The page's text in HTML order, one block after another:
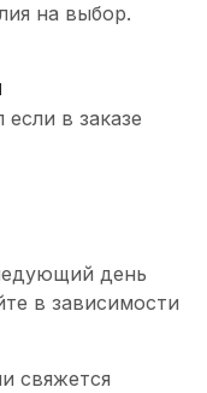
на выбор.
в заказе
день
в зависимости
свяжется